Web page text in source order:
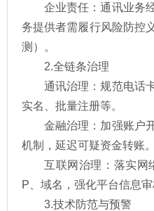
企业责任：通讯业务
务提供者需履行风险防控
测）。
2.全链条治理
通讯治理：规范电话
实名、批量注册等。
金融治理：加强账户
机制，延迟可疑资金转账。
互联网治理：落实网
P、域名，强化平台信息审
3.技术防范与预警